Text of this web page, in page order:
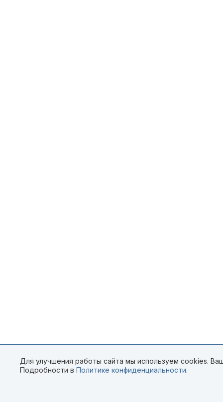
Для улучшения работы сайта мы используем cookies.
Подробности в Политике конфиденциальности.